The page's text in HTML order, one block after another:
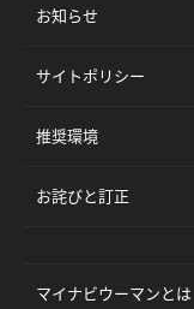
お知らせ
サイトポリシー
推奨環境
お詫びと訂正
マイナビウーマンとは